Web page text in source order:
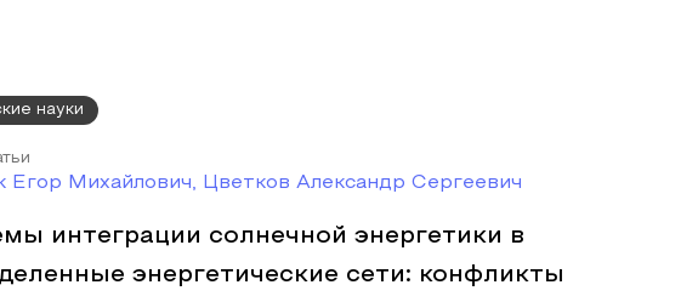
науки
Егор Михайлович, Цветков Александр Сергеевич
интеграции солнечной энергетики в
энергетические сети: конфликты